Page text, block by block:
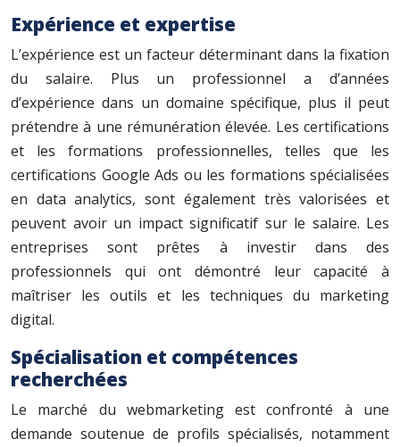
Expérience et expertise
L’expérience est un facteur déterminant dans la fixation
du salaire. Plus un professionnel a d’années
d’expérience dans un domaine spécifique, plus il peut
prétendre à une rémunération élevée. Les certifications
et les formations professionnelles, telles que les
certifications Google Ads ou les formations spécialisées
en data analytics, sont également très valorisées et
peuvent avoir un impact significatif sur le salaire. Les
entreprises sont prêtes à investir dans des
professionnels qui ont démontré leur capacité à
maîtriser les outils et les techniques du marketing
digital.
Spécialisation et compétences
recherchées
Le marché du webmarketing est confronté à une
demande soutenue de profils spécialisés, notamment